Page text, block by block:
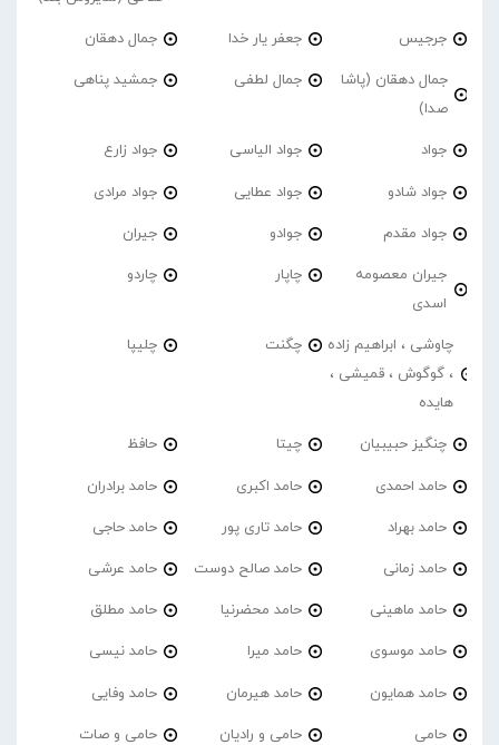
جرجیس جعفر یار خدا جمال دهقان
جمال دهقان (پاشا
صدا)
جمال لطفی جمشید پناهی
جواد جواد الیاسی جواد زارع
جواد شادو جواد عطایی جواد مرادی
جواد مقدم جوادو جیران
جیران معصومه
اسدی
چاپار چاردو
چاوشی ، ابراهیم زاده
، گوگوش ، قمیشی ،
هایده
چگنت چلیپا
چنگیز حبیبیان چیتا حافظ
حامد احمدی حامد اکبری حامد برادران
حامد بهراد حامد تاری پور حامد حاجی
حامد زمانی حامد صالح دوست حامد عرشی
حامد ماهینی حامد محضرنیا حامد مطلق
حامد موسوی حامد میرا حامد نیسی
حامد همایون حامد هیرمان حامد وفایی
حامی حامی و رادیان حامی و صات